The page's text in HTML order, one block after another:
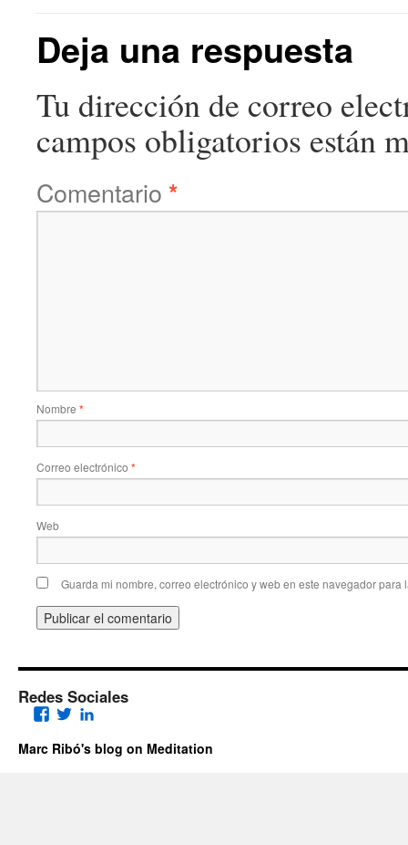
Deja una respuesta
Tu dirección de correo
campos obligatorios están
Comentario *
Nombre *
Correo electrónico *
Web
Guarda mi nombre, correo electrónico y web en este navegador para
Redes Sociales
Facebook
Twitter
Marc Ribó's blog on Meditation